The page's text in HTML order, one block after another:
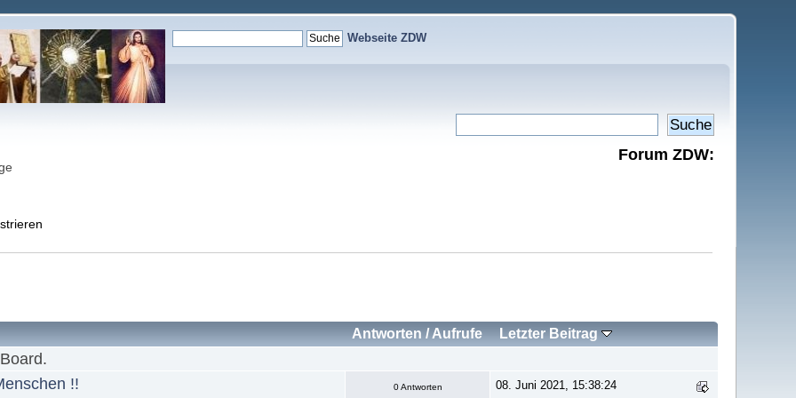
Webseite ZDW
Forum ZDW:
Antworten /Aufrufe Letzter Beitrag
!!
0 Antworten
08. Juni 2021, 15:38:24